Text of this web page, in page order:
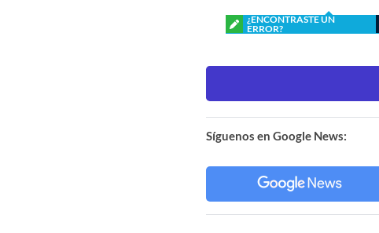
¿ENCONTRASTE UN
ERROR?
Síguenos en Google News: